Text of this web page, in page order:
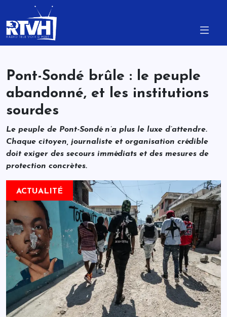
Pont-Sondé brûle : le peuple
abandonné, et les institutions
sourdes
Le peuple de Pont-Sondé n’a plus le luxe d’attendre.
Chaque citoyen, journaliste et organisation crédible
doit exiger des secours immédiats et des mesures de
protection concrètes.
ACTUALITÉ